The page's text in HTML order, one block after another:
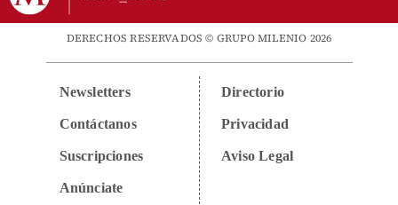
DERECHOS RESERVADOS © GRUPO MILENIO 2026
Newsletters
Contáctanos
Suscripciones
Anúnciate
Directorio
Privacidad
Aviso Legal